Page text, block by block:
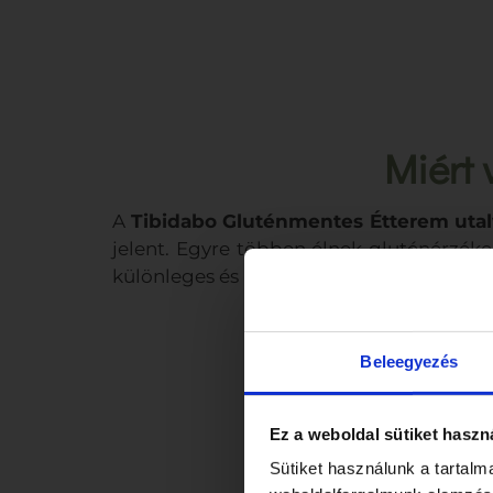
Beleegyezés
Ez a weboldal sütiket
Sütiket használunk a
Miért
A Tibidabo Gluténmentes Étterem
jelent. Egyre többen élnek
különleges és minőségi gasztronómiai